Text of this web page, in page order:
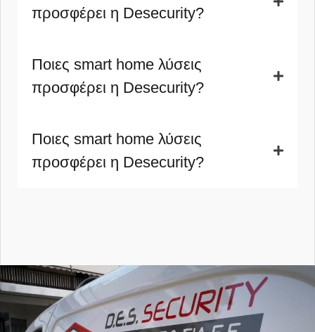
προσφέρει η Desecurity?
Ποιες smart home λύσεις
προσφέρει η Desecurity?
Ποιες smart home λύσεις
προσφέρει η Desecurity?